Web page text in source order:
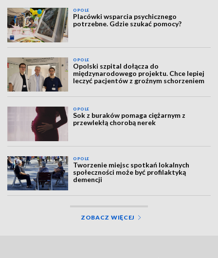
OPOLE
Placówki wsparcia psychicznego
potrzebne. Gdzie szukać pomocy?
OPOLE
Opolski szpital dołącza do
międzynarodowego projektu. Chce lepiej
leczyć pacjentów z groźnym schorzeniem
OPOLE
Sok z buraków pomaga ciężarnym z
przewlekłą chorobą nerek
OPOLE
Tworzenie miejsc spotkań lokalnych
społeczności może być profilaktyką
demencji
ZOBACZ WIĘCEJ